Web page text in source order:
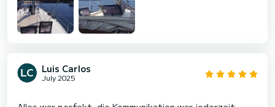
Luis Carlos
July 2025